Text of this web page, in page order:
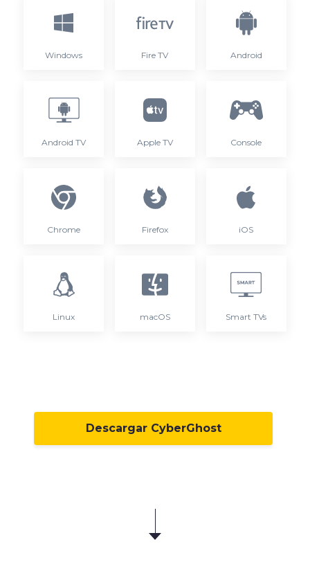
Windows Fire TV Android
Android TV Apple TV Console
Chrome Firefox iOS
Linux macOS Smart TVs
Descargar CyberGhost